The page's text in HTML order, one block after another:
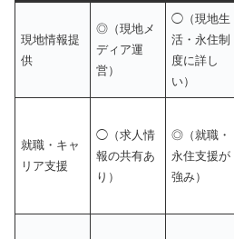
現地情報提
供
◎（現地メ
ディア運
営）
◯（現地生
活・永住制
度に詳し
い）
就職・キャ
リア支援
◯（求人情
報の共有あ
り）
◎（就職・
永住支援が
強み）